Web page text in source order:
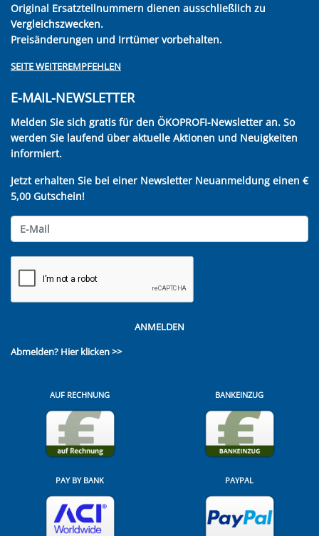
Original Ersatzteilnummern dienen ausschließlich zu
Vergleichszwecken.
Preisänderungen und Irrtümer vorbehalten.
SEITE WEITEREMPFEHLEN
E-MAIL-NEWSLETTER
Melden Sie sich gratis für den ÖKOPROFI-Newsletter an. So
werden Sie laufend über aktuelle Aktionen und Neuigkeiten
informiert.
Jetzt erhalten Sie bei einer Newsletter Neuanmeldung einen €
5,00 Gutschein!
ANMELDEN
Abmelden? Hier klicken >>
AUF RECHNUNG BANKEINZUG
PAY BY BANK PAYPAL